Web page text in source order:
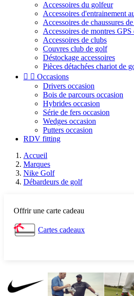
Accessoires du golfeur
Accessoires d'entrainement
Accessoires de chaussures
Accessoires de montres
Accessoires de clubs
Couvres club de golf
Déstockage accessoires
Pièces détachées chariot de
  Occasions
Drivers occasion
Bois de parcours occasion
Hybrides occasion
Série de fers occasion
Wedges occasion
Putters occasion
RDV fitting
Accueil
Marques
Nike Golf
Débardeurs de golf
Offrir une carte cadeau
Cartes cadeaux